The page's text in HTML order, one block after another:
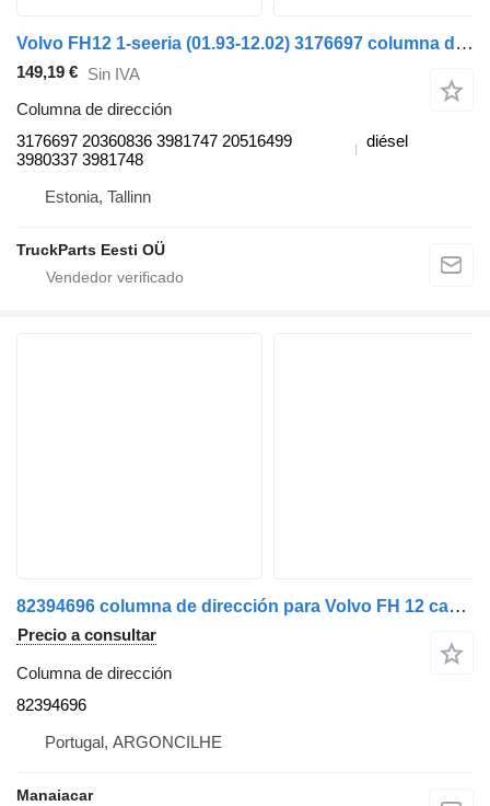
Volvo FH12 1-seeria (01.93-12.02) 3176697 columna de dirección para Volvo FH12, FH16, NH12, FH, VNL780 (1993-2014) cabeza tractora
149,19 € Sin IVA
Columna de dirección
3176697 20360836 3981747 20516499
3980337 3981748
diésel
Estonia, Tallinn
TruckParts Eesti OÜ
82394696 columna de dirección para Volvo FH 12 camión
Precio a consultar
Columna de dirección
82394696
Portugal, ARGONCILHE
Manaiacar